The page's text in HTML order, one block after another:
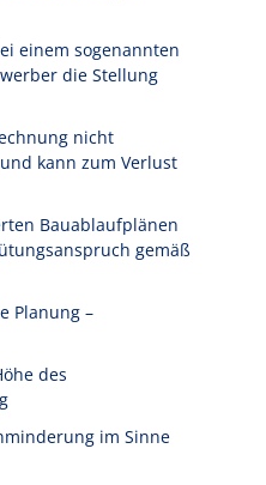
einem sogenannten
die Stellung
nicht
kann zum Verlust
Bauablaufplänen
gemäß
Planung –
des
im Sinne